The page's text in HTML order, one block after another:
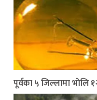
पूर्वका ५ जिल्लामा